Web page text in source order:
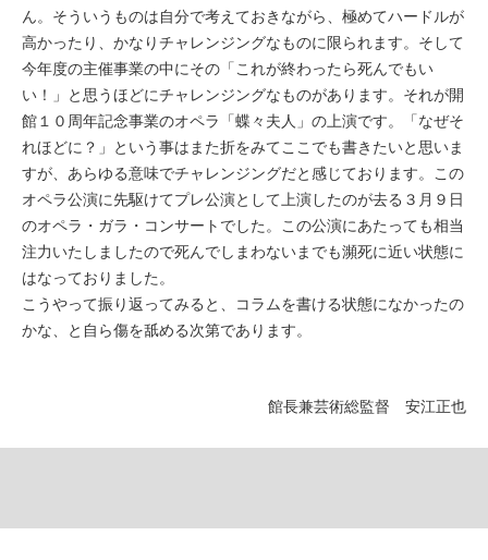
ん。そういうものは自分で考えておきながら、極めてハードルが
高かったり、かなりチャレンジングなものに限られます。そして
今年度の主催事業の中にその「これが終わったら死んでもい
い！」と思うほどにチャレンジングなものがあります。それが開
館１０周年記念事業のオペラ「蝶々夫人」の上演です。「なぜそ
れほどに？」という事はまた折をみてここでも書きたいと思いま
すが、あらゆる意味でチャレンジングだと感じております。この
オペラ公演に先駆けてプレ公演として上演したのが去る３月９日
のオペラ・ガラ・コンサートでした。この公演にあたっても相当
注力いたしましたので死んでしまわないまでも瀕死に近い状態に
はなっておりました。
こうやって振り返ってみると、コラムを書ける状態になかったの
かな、と自ら傷を舐める次第であります。
館長兼芸術総監督 安江正也